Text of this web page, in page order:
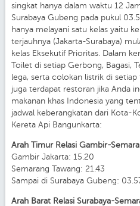
singkat hanya dalam waktu 12
Surabaya Gubeng pada pukul
hanya melayani satu kelas yaitu
terjauhnya (Jakarta-Surabaya)
kelas Eksekutif Prioritas. Dalam
Toilet di setiap Gerbong, Bagasi,
lega, serta colokan listrik di
juga terdapat restoran jika Anda
makanan khas Indonesia yang
jadwal keberangkatan dari Kota-
Kereta Api Bangunkarta:
Arah Timur Relasi Gambir-
Gambir Jakarta: 15.20
Semarang Tawang: 21.43
Sampai di Surabaya Gubeng:
Arah Barat Relasi Surabaya-